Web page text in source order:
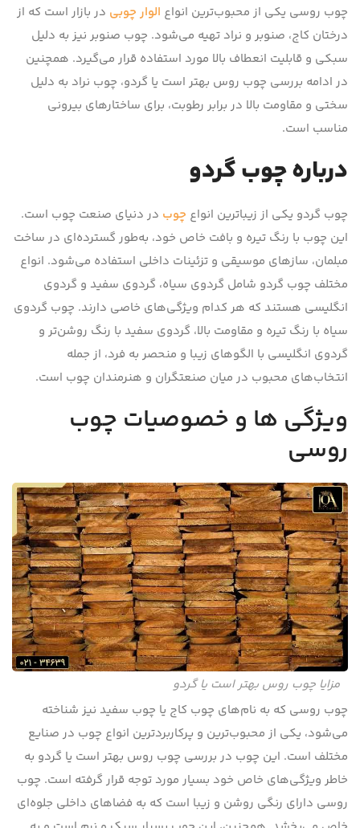
چوب روسی یکی از محبوب‌ترین انواع الوار چوبی در بازار است که از
درختان کاج، صنوبر و نراد تهیه می‌شود. چوب صنوبر نیز به دلیل
سبکی و قابلیت انعطاف بالا مورد استفاده قرار می‌گیرد. همچنین
در ادامه بررسی چوب روس بهتر است یا گردو، چوب نراد به دلیل
سختی و مقاومت بالا در برابر رطوبت، برای ساختارهای بیرونی
مناسب است.
درباره چوب گردو
چوب گردو یکی از زیباترین انواع چوب در دنیای صنعت چوب است.
این چوب با رنگ تیره و بافت خاص خود، به‌طور گسترده‌ای در ساخت
مبلمان، سازهای موسیقی و تزئینات داخلی استفاده می‌شود. انواع
مختلف چوب گردو شامل گردوی سیاه، گردوی سفید و گردوی
انگلیسی هستند که هر کدام ویژگی‌های خاصی دارند. چوب گردوی
سیاه با رنگ تیره و مقاومت بالا، گردوی سفید با رنگ روشن‌تر و
گردوی انگلیسی با الگوهای زیبا و منحصر به فرد، از جمله
انتخاب‌های محبوب در میان صنعتگران و هنرمندان چوب است.
ویژگی ها و خصوصیات چوب
روسی
مزایا چوب روس بهتر است یا گردو
چوب روسی که به نام‌های چوب کاج یا چوب سفید نیز شناخته
می‌شود، یکی از محبوب‌ترین و پرکاربردترین انواع چوب در صنایع
مختلف است. این چوب در بررسی چوب روس بهتر است یا گردو به
خاطر ویژگی‌های خاص خود بسیار مورد توجه قرار گرفته است. چوب
روسی دارای رنگی روشن و زیبا است که به فضاهای داخلی جلوه‌ای